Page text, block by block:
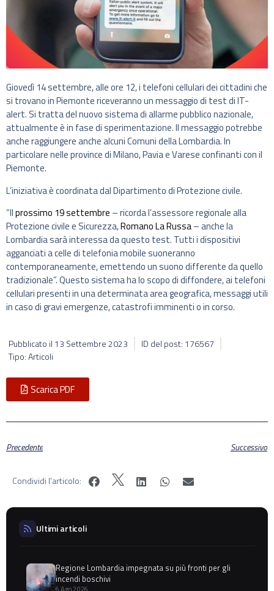
Giovedì 14 settembre, alle ore 12, i telefoni cellulari dei cittadini che
si trovano in Piemonte riceveranno un messaggio di test di IT-
alert. Si tratta del nuovo sistema di allarme pubblico nazionale,
attualmente è in fase di sperimentazione. Il messaggio potrebbe
anche raggiungere anche alcuni Comuni della Lombardia. In
particolare nelle province di Milano, Pavia e Varese confinanti con il
Piemonte.
L’iniziativa è coordinata dal Dipartimento di Protezione civile.
“Ilprossimo 19 settembre – ricorda l’assessore regionale alla
Protezione civile e Sicurezza,Romano La Russa– anche la
Lombardia sarà interessa da questo test. Tutti i dispositivi
agganciati a celle di telefonia mobile suoneranno
contemporaneamente, emettendo un suono differente da quello
tradizionale”. Questo sistema ha lo scopo di diffondere, ai telefoni
cellulari presenti in una determinata area geografica, messaggi utili
in caso di gravi emergenze, catastrofi imminenti o in corso.
Pubblicato il 13 Settembre 2023
ID del post: 176567
Tipo: Articoli
Scarica PDF
Precedente Successivo
Condividi l'articolo:
Ultimi articoli
Regione Lombardia impegnata su più fronti per gli
incendi boschivi
6 Ago 2026